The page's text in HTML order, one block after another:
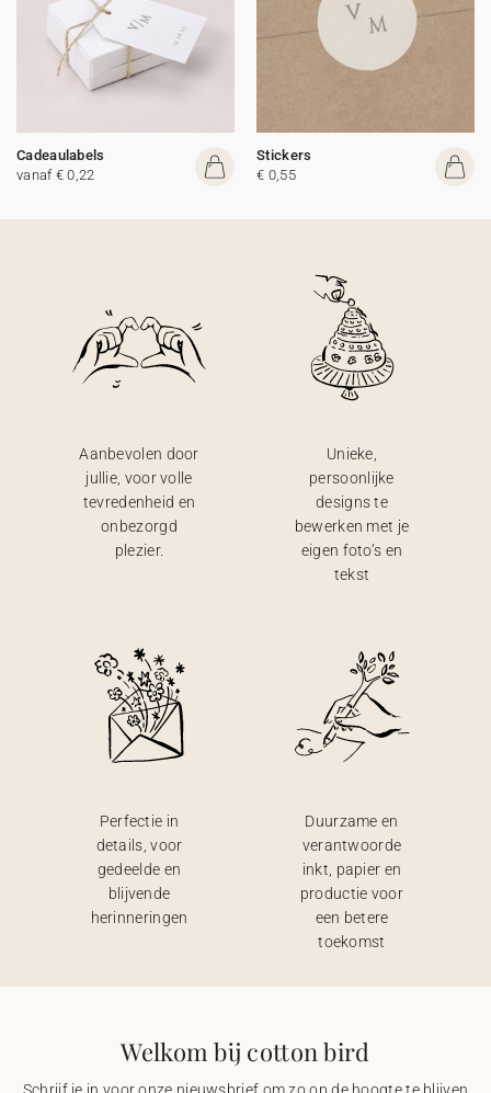
Cadeaulabels
vanaf € 0,22
Stickers
€ 0,55
Aanbevolen door
jullie, voor volle
tevredenheid en
onbezorgd
plezier.
Unieke,
persoonlijke
designs te
bewerken met je
eigen foto’s en
tekst
Perfectie in
details, voor
gedeelde en
blijvende
herinneringen
Duurzame en
verantwoorde
inkt, papier en
productie voor
een betere
toekomst
Welkom bij cotton bird